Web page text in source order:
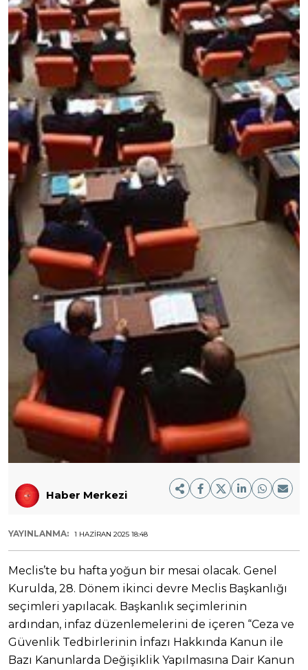
Haber Merkezi
YAYINLANMA: 1 HAZIRAN 2025 18:48
Meclis’te bu hafta yoğun bir mesai olacak. Genel
Kurulda, 28. Dönem ikinci devre Meclis Başkanlığı
seçimleri yapılacak. Başkanlık seçimlerinin
ardından, infaz düzenlemelerini de içeren “Ceza ve
Güvenlik Tedbirlerinin İnfazı Hakkında Kanun ile
Bazı Kanunlarda Değişiklik Yapılmasına Dair Kanun